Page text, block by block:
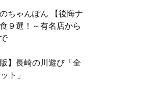
ちゃんぽん 【後悔ナ
９選！～有名店から
版】長崎の川遊び「全
ト」